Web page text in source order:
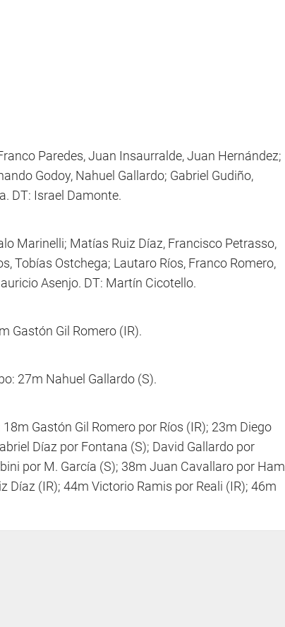
Paredes, Juan Insaurralde, Juan Hernández;
Godoy, Nahuel Gallardo; Gabriel Gudiño,
DT: Israel Damonte.
Marinelli; Matías Ruiz Díaz, Francisco Petrasso,
Tobías Ostchega; Lautaro Ríos, Franco Romero,
Asenjo. DT: Martín Cicotello.
Gastón Gil Romero (IR).
27m Nahuel Gallardo (S).
Gastón Gil Romero por Ríos (IR); 23m Diego
Díaz por Fontana (S); David Gallardo por
por M. García (S); 38m Juan Cavallaro por Ham
Díaz (IR); 44m Victorio Ramis por Reali (IR); 46m